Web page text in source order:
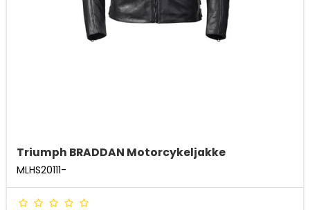
Triumph BRADDAN Motorcykeljakke
MLHS20111-